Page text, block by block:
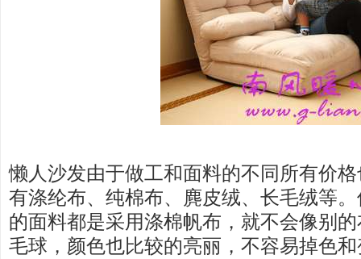
懒人沙发由于做工和面料的不同所有价
有涤纶布、纯棉布、麂皮绒、长毛绒等
的面料都是采用涤棉帆布，就不会像别
毛球，颜色也比较的亮丽，不容易掉色